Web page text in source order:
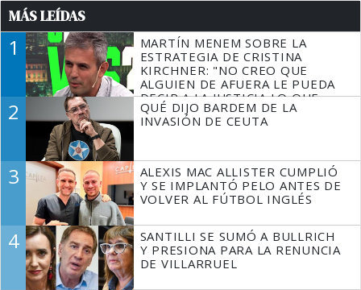
MÁS LEÍDAS
1
MARTÍN MENEM SOBRE LA
ESTRATEGIA DE CRISTINA
KIRCHNER: "NO CREO QUE
ALGUIEN DE AFUERA LE PUEDA
DECIR A LA JUSTICIA LO QUE
TIENE QUE HACER"
2
QUÉ DIJO BARDEM DE LA
INVASIÓN DE CEUTA
3
ALEXIS MAC ALLISTER CUMPLIÓ
Y SE IMPLANTÓ PELO ANTES DE
VOLVER AL FÚTBOL INGLÉS
4
SANTILLI SE SUMÓ A BULLRICH
Y PRESIONA PARA LA RENUNCIA
DE VILLARRUEL